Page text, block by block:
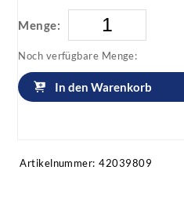
Menge:
Noch verfügbare Menge:
In den Warenkorb
Artikelnummer: 42039809